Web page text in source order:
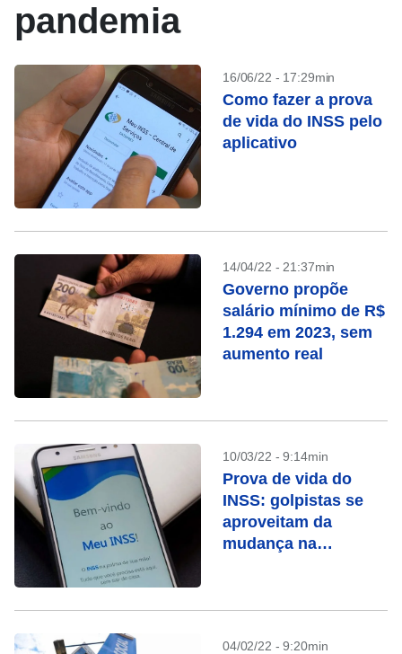
pandemia
16/06/22 - 17:29min
Como fazer a prova
de vida do INSS pelo
aplicativo
14/04/22 - 21:37min
Governo propõe
salário mínimo de R$
1.294 em 2023, sem
aumento real
10/03/22 - 9:14min
Prova de vida do
INSS: golpistas se
aproveitam da
mudança na
04/02/22 - 9:20min